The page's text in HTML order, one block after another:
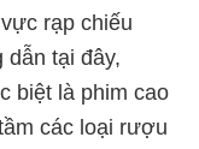
rạp chiếu
tại đây,
biệt là phim cao
các loại rượu